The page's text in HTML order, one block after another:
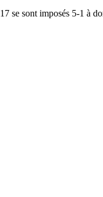
se sont imposés 5-1 à